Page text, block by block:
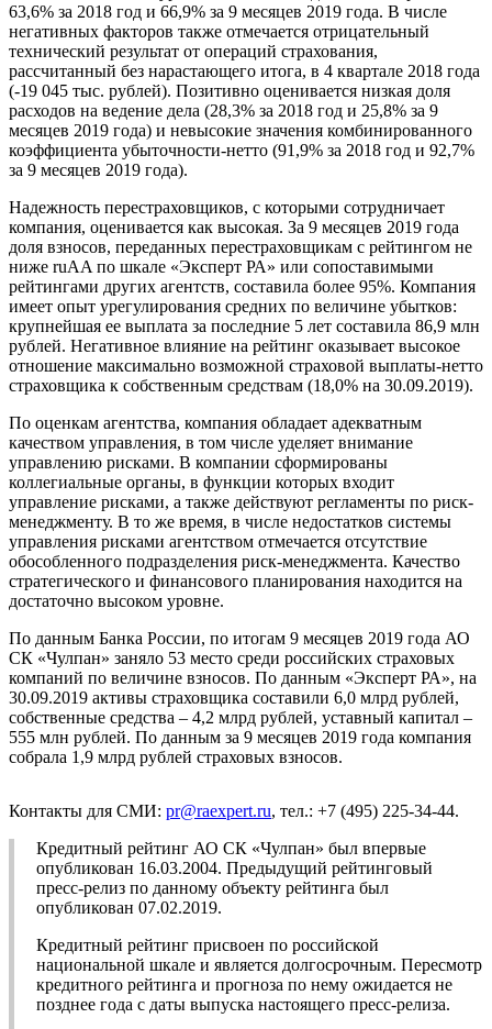
63,6% за 2018 год и 66,9% за 9 месяцев 2019 года. В числе
негативных факторов также отмечается отрицательный
технический результат от операций страхования,
рассчитанный без нарастающего итога, в 4 квартале 2018 года
(-19 045 тыс. рублей). Позитивно оценивается низкая доля
расходов на ведение дела (28,3% за 2018 год и 25,8% за 9
месяцев 2019 года) и невысокие значения комбинированного
коэффициента убыточности-нетто (91,9% за 2018 год и 92,7%
за 9 месяцев 2019 года).
Надежность перестраховщиков, с которыми сотрудничает
компания, оценивается как высокая. За 9 месяцев 2019 года
доля взносов, переданных перестраховщикам с рейтингом не
ниже ruAA по шкале «Эксперт РА» или сопоставимыми
рейтингами других агентств, составила более 95%. Компания
имеет опыт урегулирования средних по величине убытков:
крупнейшая ее выплата за последние 5 лет составила 86,9 млн
рублей. Негативное влияние на рейтинг оказывает высокое
отношение максимально возможной страховой выплаты-нетто
страховщика к собственным средствам (18,0% на 30.09.2019).
По оценкам агентства, компания обладает адекватным
качеством управления, в том числе уделяет внимание
управлению рисками. В компании сформированы
коллегиальные органы, в функции которых входит
управление рисками, а также действуют регламенты по риск-
менеджменту. В то же время, в числе недостатков системы
управления рисками агентством отмечается отсутствие
обособленного подразделения риск-менеджмента. Качество
стратегического и финансового планирования находится на
достаточно высоком уровне.
По данным Банка России, по итогам 9 месяцев 2019 года АО
СК «Чулпан» заняло 53 место среди российских страховых
компаний по величине взносов. По данным «Эксперт РА», на
30.09.2019 активы страховщика составили 6,0 млрд рублей,
собственные средства – 4,2 млрд рублей, уставный капитал –
555 млн рублей. По данным за 9 месяцев 2019 года компания
собрала 1,9 млрд рублей страховых взносов.
Контакты для СМИ: pr@raexpert.ru, тел.: +7 (495) 225-34-44.
Кредитный рейтинг АО СК «Чулпан» был впервые
опубликован 16.03.2004. Предыдущий рейтинговый
пресс-релиз по данному объекту рейтинга был
опубликован 07.02.2019.
Кредитный рейтинг присвоен по российской
национальной шкале и является долгосрочным. Пересмотр
кредитного рейтинга и прогноза по нему ожидается не
позднее года с даты выпуска настоящего пресс-релиза.